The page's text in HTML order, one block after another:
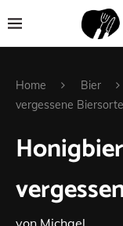
Home Bier
vergessene Biersorte
von Michael